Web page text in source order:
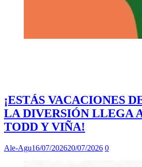
¡ESTÁS VACACIONES
LA DIVERSIÓN LLEGA
TODD Y VIÑA!
Ale-Agu16/07/202620/07/2026 0